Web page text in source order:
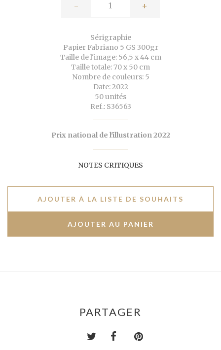
- +
Sérigraphie
Papier Fabriano 5 GS 300gr
Taille de l'image: 56,5 x 44 cm
Taille totale: 70 x 50 cm
Nombre de couleurs: 5
Date: 2022
50 unités
Ref.: S36563
Prix national de l'illustration 2022
NOTES CRITIQUES
AJOUTER À LA LISTE DE SOUHAITS
PARTAGER